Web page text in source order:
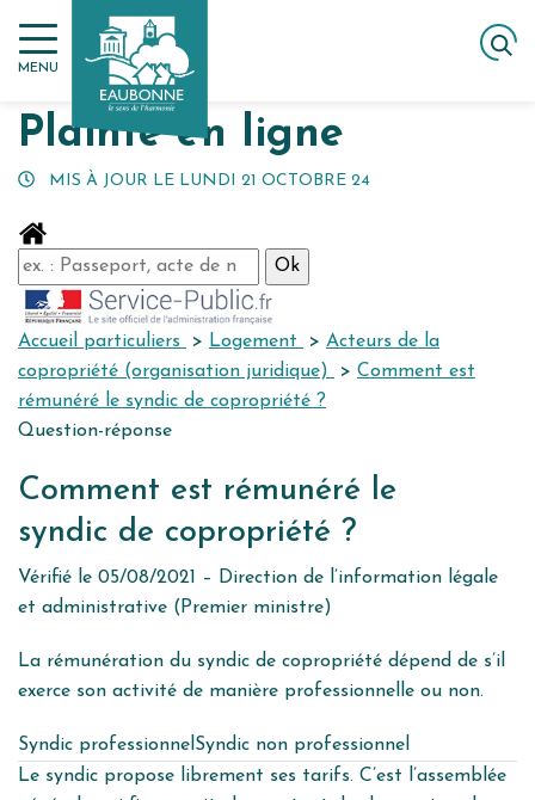
au
contenu
MENU
ACCUEIL MES DÉMARCHES PLAINTE EN LIGNE
Plainte en ligne
MIS À JOUR LE LUNDI 21 OCTOBRE 24
Accueil particuliers > Logement > Acteurs de la
copropriété (organisation juridique)
> Comment est
rémunéré le syndic de copropriété ?
Question-réponse
Comment est rémunéré le
syndic de copropriété ?
Vérifié le 05/08/2021 – Direction de l’information légale
et administrative (Premier ministre)
La rémunération du syndic de copropriété dépend de s’il
exerce son activité de manière professionnelle ou non.
Syndic professionnel Syndic non professionnel
Le syndic propose librement ses tarifs. C’est l’assemblée